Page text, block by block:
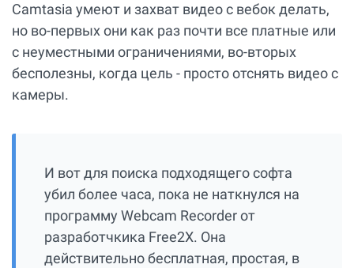
Camtasia умеют и захват видео с вебок делать,
но во-первых они как раз почти все платные или
с неуместными ограничениями, во-вторых
бесполезны, когда цель - просто отснять видео с
камеры.
И вот для поиска подходящего софта
убил более часа, пока не наткнулся на
программу Webcam Recorder от
разработчкика Free2X. Она
действительно бесплатная, простая, в